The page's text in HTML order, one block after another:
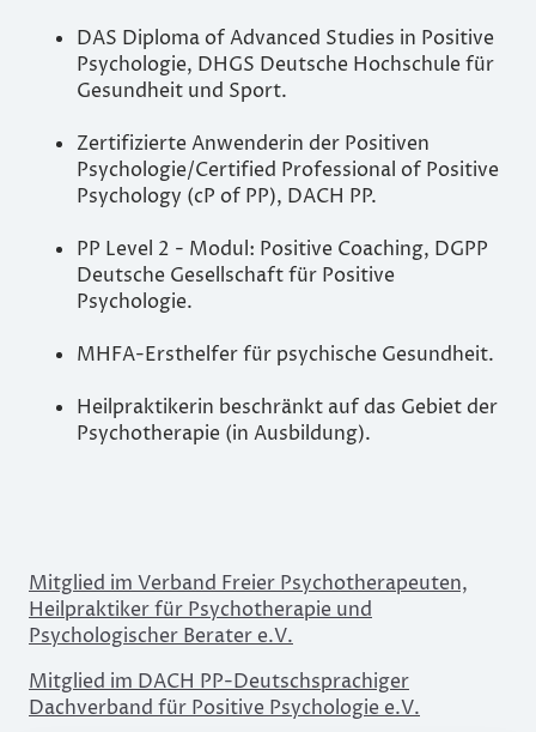
DAS Diploma of Advanced Studies in Positive
Psychologie, DHGS Deutsche Hochschule für
Gesundheit und Sport.
Zertifizierte Anwenderin der Positiven
Psychologie/Certified Professional of Positive
Psychology (cP of PP), DACH PP.
PP Level 2 - Modul: Positive Coaching, DGPP
Deutsche Gesellschaft für Positive
Psychologie.
MHFA-Ersthelfer für psychische Gesundheit.
Heilpraktikerin beschränkt auf das Gebiet der
Psychotherapie (in Ausbildung).
Mitglied im Verband Freier Psychotherapeuten,
Heilpraktiker für Psychotherapie und
Psychologischer Berater e.V.
Mitglied im DACH PP-Deutschsprachiger
Dachverband für Positive Psychologie e.V.